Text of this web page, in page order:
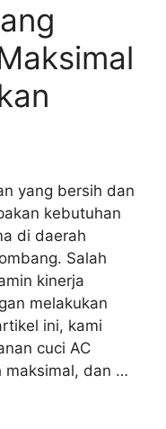
yang bersih dan
kebutuhan
di daerah
Salah
kinerja
melakukan
ini, kami
cuci AC
maksimal, dan …